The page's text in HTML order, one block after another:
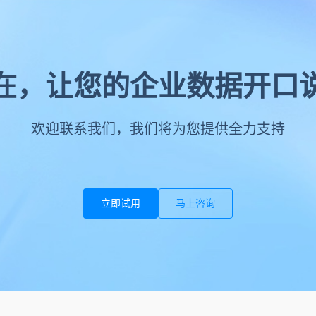
，让您的企业数据开口
欢迎联系我们，我们将为您提供全力支持
立即试用 马上咨询